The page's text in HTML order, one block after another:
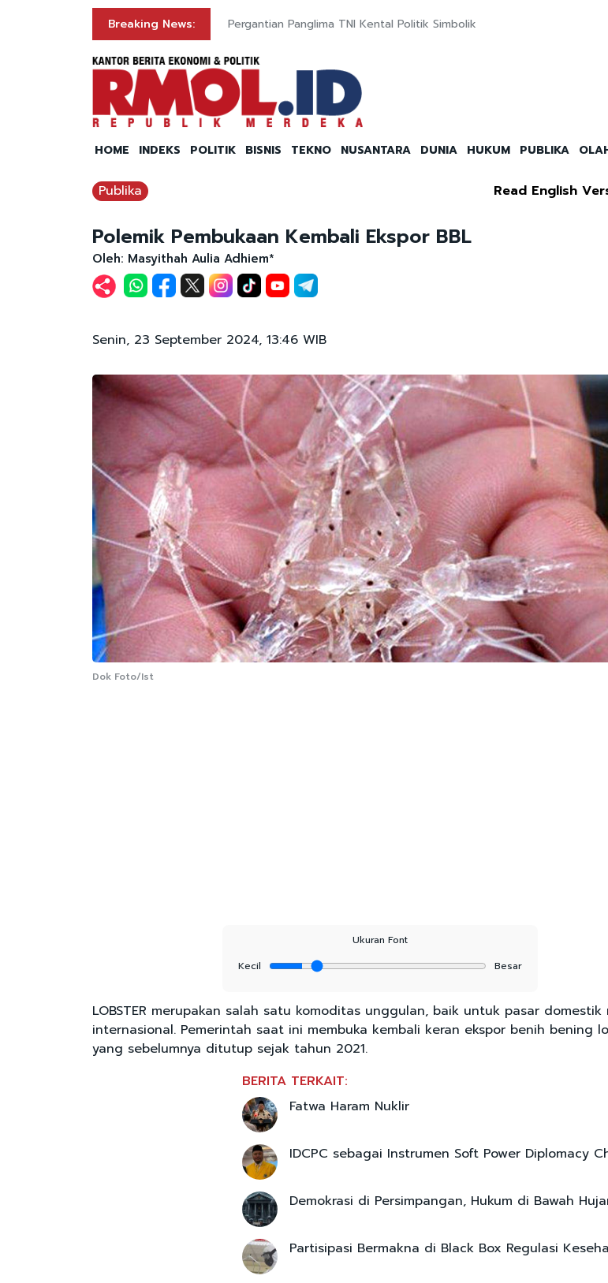
Breaking News: Pergantian Panglima TNI Kental Politik Simbolik
HOME INDEKS POLITIK BISNIS TEKNO NUSANTARA DUNIA HUKUM PUBLIKA
Publika Read English
Polemik Pembukaan Kembali Ekspor BBL
Oleh: Masyithah Aulia Adhiem*
Senin, 23 September 2024, 13:46 WIB
Dok Foto/Ist
Ukuran Font
Kecil
Besar
LOBSTER merupakan salah satu komoditas unggulan, baik untuk pasar domestik
internasional. Pemerintah saat ini membuka kembali keran ekspor benih bening
yang sebelumnya ditutup sejak tahun 2021.
BERITA TERKAIT:
Fatwa Haram Nuklir
IDCPC sebagai Instrumen Soft Power Diplomacy
Demokrasi di Persimpangan, Hukum di Bawah
Partisipasi Bermakna di Black Box Regulasi